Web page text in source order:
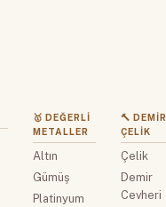
🥇 DEĞERLI
METALLER
Altın
Gümüş
Platinyum
🔨 DEMIR
ÇELIK
Çelik
Demir
Cevheri